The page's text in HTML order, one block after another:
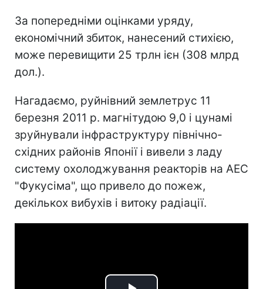
За попередніми оцінками уряду,
економічний збиток, нанесений стихією,
може перевищити 25 трлн ієн (308 млрд
дол.).
Нагадаємо, руйнівний землетрус 11
березня 2011 р. магнітудою 9,0 і цунамі
зруйнували інфраструктуру північно-
східних районів Японії і вивели з ладу
систему охолоджування реакторів на АЕС
"Фукусіма", що привело до пожеж,
декількох вибухів і витоку радіації.